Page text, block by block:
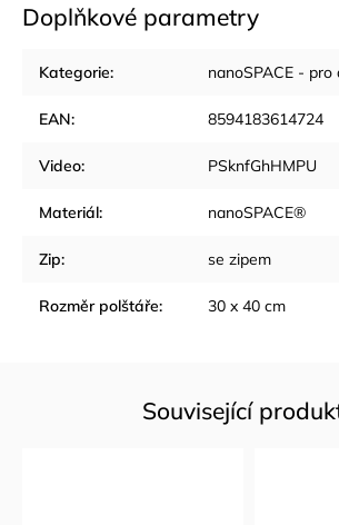
Doplňkové parametry
Kategorie: nanoSPACE - pro
EAN: 8594183614724
Video: PSknfGhHMPU
Materiál: nanoSPACE®
Zip: se zipem
Rozměr polštáře: 30 x 40 cm
Související